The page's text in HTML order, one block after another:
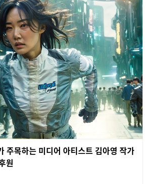
주목하는 미디어 아티스트 김아영 작가
원